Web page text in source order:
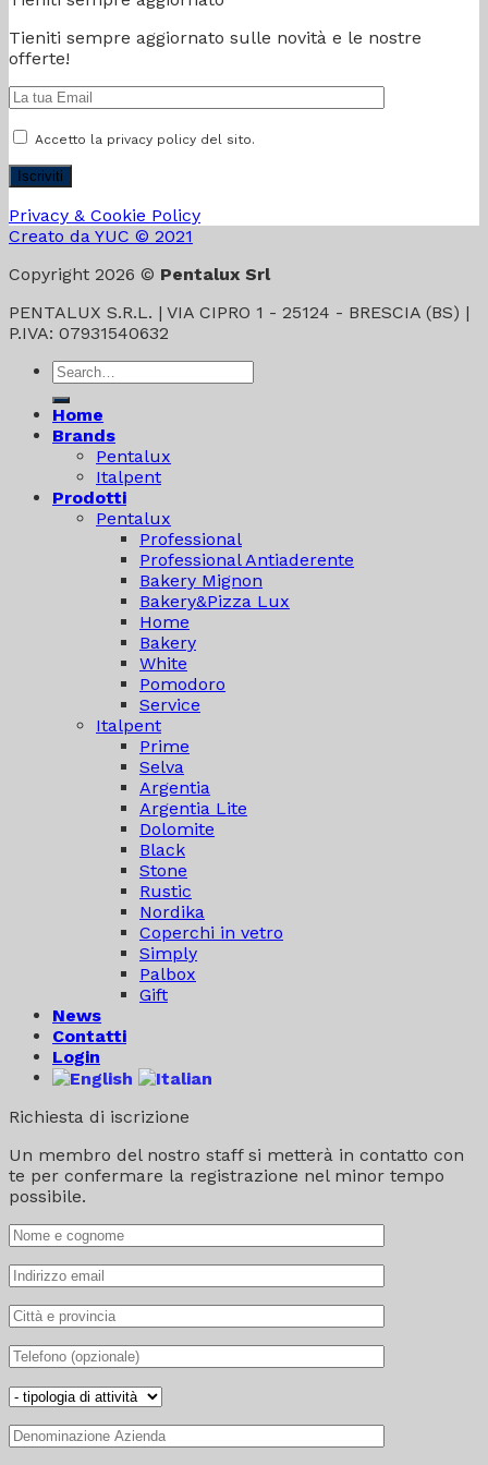
Tieniti sempre aggiornato sulle novità e le nostre
offerte!
Accetto la privacy policy del sito.
Privacy & Cookie Policy
Creato da YUC © 2021
Copyright 2026 © Pentalux Srl
PENTALUX S.R.L. | VIA CIPRO 1 - 25124 - BRESCIA (BS) |
P.IVA: 07931540632
Search
for:
Home
Brands
Pentalux
Italpent
Prodotti
Pentalux
Professional
Professional Antiaderente
Bakery Mignon
Bakery&Pizza Lux
Home
Bakery
White
Pomodoro
Service
Italpent
Prime
Selva
Argentia
Argentia Lite
Dolomite
Black
Stone
Rustic
Nordika
Coperchi in vetro
Simply
Palbox
Gift
News
Contatti
Login
Richiesta di iscrizione
Un membro del nostro staff si metterà in contatto con
te per confermare la registrazione nel minor tempo
possibile.